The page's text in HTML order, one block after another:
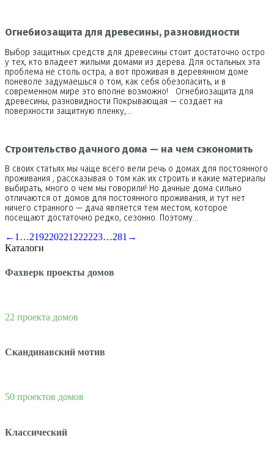
Огнебиозащита для древесины, разновидности
Выбор защитных средств для древесины стоит достаточно остро
у тех, кто владеет жилыми домами из дерева. Для остальных эта
проблема не столь остра, а вот проживая в деревянном доме
поневоле задумаешься о том, как себя обезопасить, и в
современном мире это вполне возможно! Огнебиозащита для
древесины, разновидности Покрывающая — создает на
поверхности защитную пленку,…
Строительство дачного дома — на чем сэкономить
В своих статьях мы чаще всего вели речь о домах для постоянного
проживания , рассказывая о том как их строить и какие материалы
выбирать, много о чем мы говорили! Но дачные дома сильно
отличаются от домов для постоянного проживания, и тут нет
ничего странного — дача является тем местом, которое
посещают достаточно редко, сезонно. Поэтому…
← 1 …219220221 222223…281 →
Каталоги
Фахверк проекты домов
22 проекта домов
Скандинавский мотив
50 проектов домов
Классический